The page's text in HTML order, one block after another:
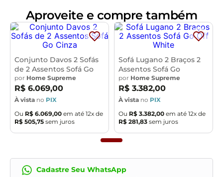
feitos em madeira, complementando o design
modernodo móvel, enquanto os rodízios de silicone
facilitam a movimentação sem comprometer o piso. O
Sofá Santiago é ideal para quem busca conforto,
funcionalidadee durabilidade, com design que se
adapta a diversos estilos de decoração.
Dimensões do Produto:
Largura Total:
Altura Total:88cm
Profundidade Total Fechado: 108cm
Profundidade Total Aberto:
148cm
Altura dos Pés ao Assento:40cm
Largura do Assento:120cm
Largura do Braço: 20cm
Aproveite e compre também
Conjunto Davos 2 Sofás
de 2 Assentos Sofá Go
por Home Supreme
R$ 6.069,00
À vista no PIX
Ou R$ 6.069,00 em até 12x de
R$ 505,75 sem juros
Sofá Lugano 2 Braços 2
Assentos Sofá Go
por Home Supreme
R$ 3.382,00
À vista no PIX
Ou R$ 3.382,00 em até 12x de
R$ 281,83 sem juros
Cadastre Seu WhatsApp